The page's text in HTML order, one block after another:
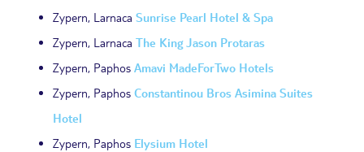
Zypern, Larnaca Sunrise Pearl Hotel & Spa
Zypern, Larnaca The King Jason Protaras
Zypern, Paphos Amavi MadeForTwo Hotels
Zypern, Paphos Constantinou Bros Asimina Suites
Hotel
Zypern, Paphos Elysium Hotel